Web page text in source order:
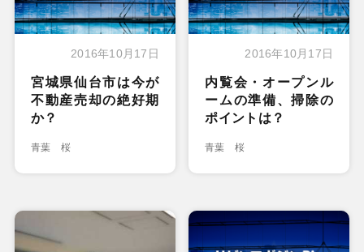
2016年10月17日
宮城県仙台市は今が
不動産売却の絶好期
か？
青葉 桜
2016年10月17日
内覧会・オープンル
ームの準備、掃除の
ポイントは？
青葉 桜